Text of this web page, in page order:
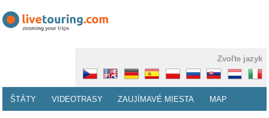
Zvoľte jazyk
ŠTÁTY VIDEOTRASY ZAUJÍMAVÉ MIESTA MAP